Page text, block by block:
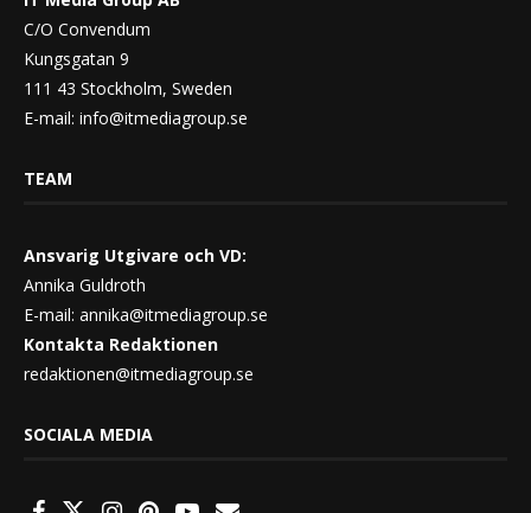
C/O Convendum
Kungsgatan 9
111 43 Stockholm, Sweden
E-mail: info@itmediagroup.se
TEAM
Ansvarig Utgivare och VD:
Annika Guldroth
E-mail: annika@itmediagroup.se
Kontakta Redaktionen
redaktionen@itmediagroup.se
SOCIALA MEDIA